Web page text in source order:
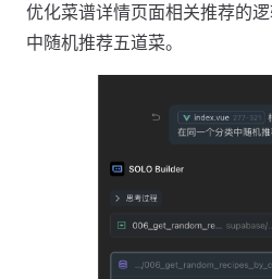
优化菜谱详情页面相关推荐的
中随机推荐五道菜。